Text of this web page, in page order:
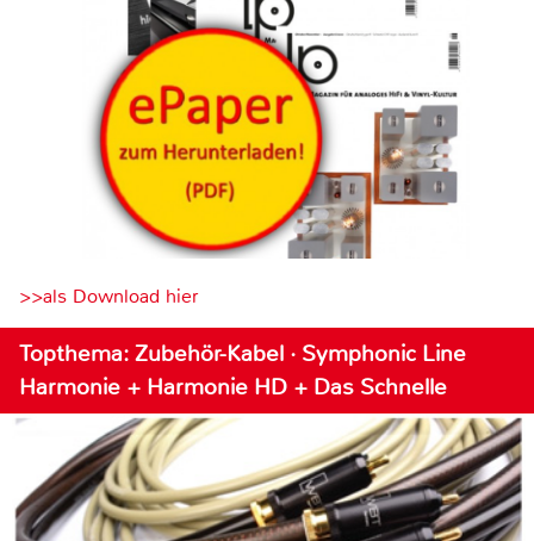
>>als Download hier
Topthema: Zubehör-Kabel · Symphonic Line
Harmonie + Harmonie HD + Das Schnelle